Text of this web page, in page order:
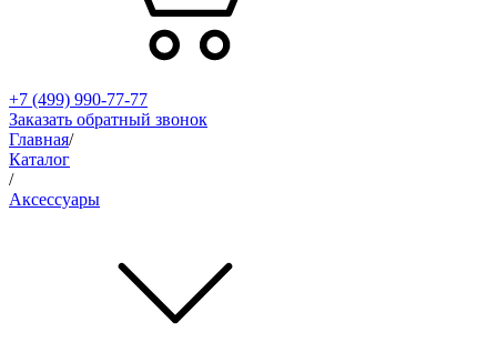
+7 (499) 990-77-77
Заказать обратный звонок
Главная/
Каталог
/
Аксессуары